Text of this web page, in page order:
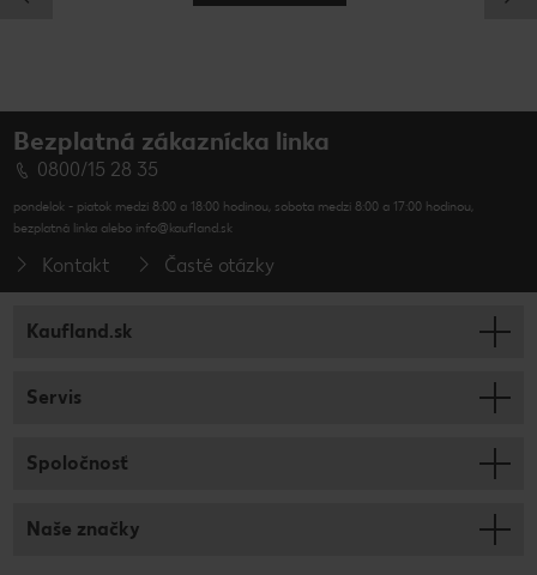
Bezplatná zákaznícka linka
0800/15 28 35
pondelok - piatok medzi 8:00 a 18:00 hodinou, sobota medzi 8:00 a 17:00 hodinou,
bezplatná linka alebo info@kaufland.sk
Kontakt Časté otázky
Kaufland.sk
Servis
Spoločnosť
Naše značky